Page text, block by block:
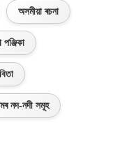
অসমীয়া ৰচনা
নদ-নদী সমূহ